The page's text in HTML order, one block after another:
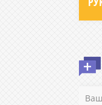
o
t
n